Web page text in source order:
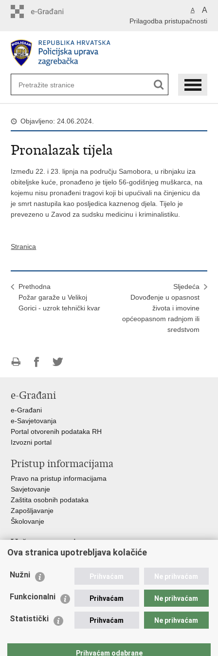
A A
Prilagodba pristupačnosti
Objavljeno: 24.06.2024.
Pronalazak tijela
Između 22. i 23. lipnja na području Samobora, u ribnjaku iza
obiteljske kuće, pronađeno je tijelo 56-godišnjeg muškarca, na
kojemu nisu pronađeni tragovi koji bi upućivali na činjenicu da
je smrt nastupila kao posljedica kaznenog djela. Tijelo je
prevezeno u Zavod za sudsku medicinu i kriminalistiku.
Stranica
Prethodna
Požar garaže u Velikoj
Gorici - uzrok tehnički kvar
Sljedeća
Dovođenje u opasnost
života i imovine
općeopasnom radnjom ili
sredstvom
FacebookuTwitteru
e-Građani
e-Građani
e-Savjetovanja
Portal otvorenih podataka RH
Izvozni portal
Pristup informacijama
Pravo na pristup informacijama
Savjetovanje
Zaštita osobnih podataka
Zapošljavanje
Školovanje
Važne poveznice
Ministarstvo unutarnjih poslova
Udruge
Policijska akademija
Zaklada policijske solidarnosti
Vučetić"
Ova stranica upotrebljava kolačiće
Nužni Prihvaćam Ne prihvaćam
Funkcionalni Prihvaćam Ne prihvaćam
Statistički Prihvaćam Ne prihvaćam
Prihvaćam odabrane